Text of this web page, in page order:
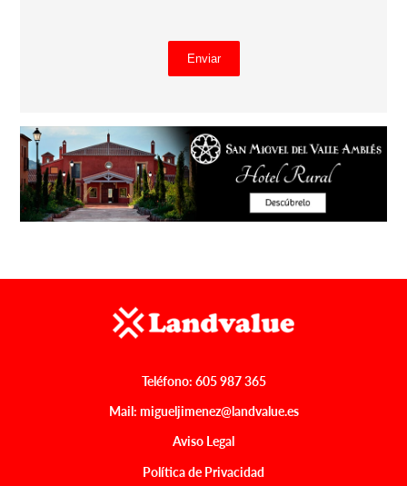
Enviar
Teléfono: 605 987 365
Mail: migueljimenez@landvalue.es
Aviso Legal
Política de Privacidad